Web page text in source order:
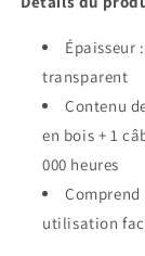
Épaisseur
transparent
Contenu
en bois + 1
000 heures
utilisation